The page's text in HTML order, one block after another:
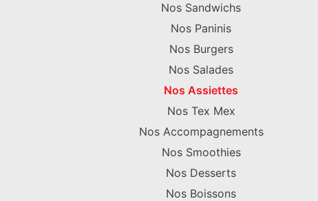
Nos Sandwichs
Nos Paninis
Nos Burgers
Nos Salades
Nos Assiettes
Nos Tex Mex
Nos Accompagnements
Nos Smoothies
Nos Desserts
Nos Boissons